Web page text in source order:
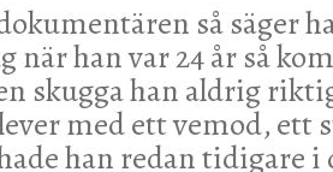
så säger
när han var 24 år så
skugga han aldrig
med ett vemod, ett
han redan tidigare